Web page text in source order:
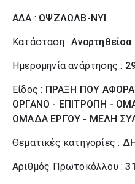
ΑΔΑ : ΩΨΖΛΩΛΒ-ΝΥΙ
Κατάσταση :Αναρτηθείσα
Ημερομηνία ανάρτησης :
Είδος : ΠΡΑΞΗ ΠΟΥ ΑΦΟΡΑ
ΟΡΓΑΝΟ - ΕΠΙΤΡΟΠΗ -
ΟΜΑΔΑ ΕΡΓΟΥ - ΜΕΛΗ
Θεματικές κατηγορίες :
Αριθμός Πρωτοκόλλου :